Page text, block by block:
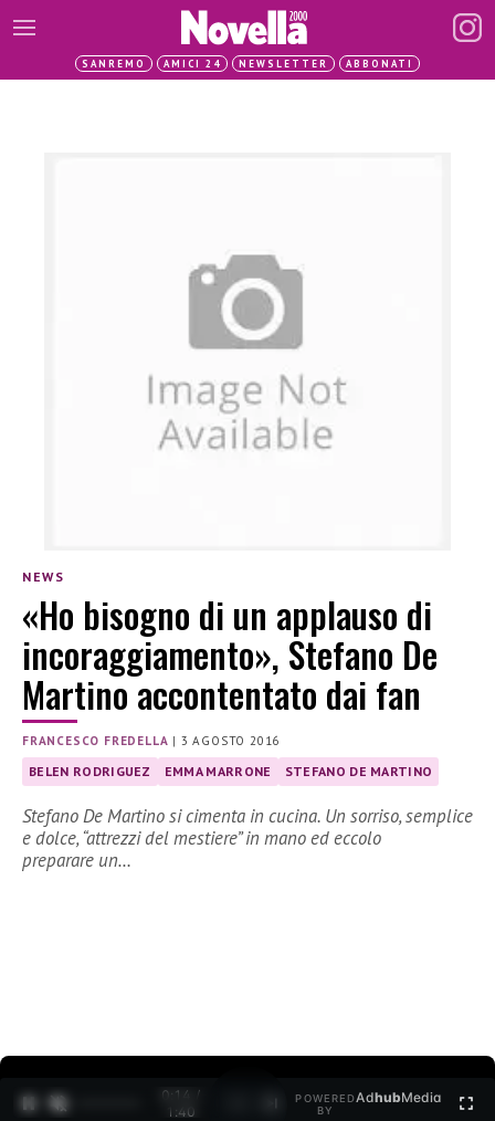
SANREMO AMICI 24 NEWSLETTER ABBONATI
NEWS
«Ho bisogno di un applauso di
incoraggiamento», Stefano De
Martino accontentato dai fan
FRANCESCO FREDELLA | 3 AGOSTO 2016
BELEN RODRIGUEZ EMMA MARRONE STEFANO DE MARTINO
Stefano De Martino si cimenta in cucina. Un sorriso, semplice
e dolce, “attrezzi del mestiere” in mano ed eccolo
preparare un…
0:15 /
1:40
POWERED
BY
AdhubMedia